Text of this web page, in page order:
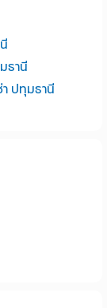
ธานี
า ปทุมธานี